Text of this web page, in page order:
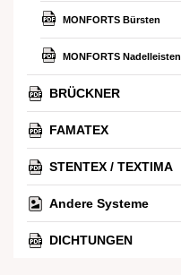
MONFORTS Bürsten
MONFORTS Nadelleisten
BRÜCKNER
FAMATEX
STENTEX / TEXTIMA
Andere Systeme
DICHTUNGEN